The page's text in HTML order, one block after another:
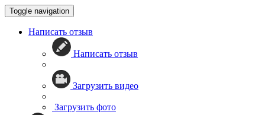
Toggle navigation
Написать отзыв
Написать отзыв
Загрузить видео
Загрузить фото